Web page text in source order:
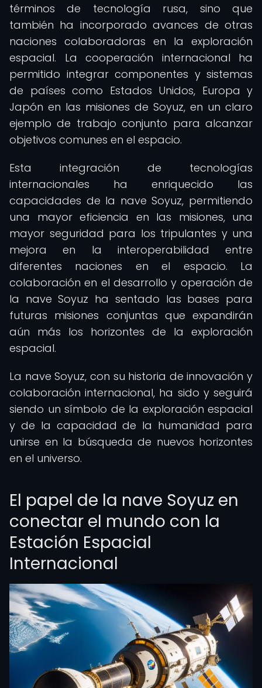
términos de tecnología rusa, sino que
también ha incorporado avances de otras
naciones colaboradoras en la exploración
espacial. La cooperación internacional ha
permitido integrar componentes y sistemas
de países como Estados Unidos, Europa y
Japón en las misiones de Soyuz, en un claro
ejemplo de trabajo conjunto para alcanzar
objetivos comunes en el espacio.
Esta integración de tecnologías
internacionales ha enriquecido las
capacidades de la nave Soyuz, permitiendo
una mayor eficiencia en las misiones, una
mayor seguridad para los tripulantes y una
mejora en la interoperabilidad entre
diferentes naciones en el espacio. La
colaboración en el desarrollo y operación de
la nave Soyuz ha sentado las bases para
futuras misiones conjuntas que expandirán
aún más los horizontes de la exploración
espacial.
La nave Soyuz, con su historia de innovación y
colaboración internacional, ha sido y seguirá
siendo un símbolo de la exploración espacial
y de la capacidad de la humanidad para
unirse en la búsqueda de nuevos horizontes
en el universo.
El papel de la nave Soyuz en
conectar el mundo con la
Estación Espacial
Internacional